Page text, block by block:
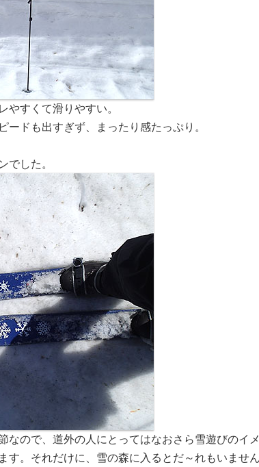
やすくて滑りやすい。
ドも出すぎず、まったり感たっぷり。
でした。
なので、道外の人にとってはなおさら雪遊びのイ
す。それだけに、雪の森に入るとだ～れもいませ